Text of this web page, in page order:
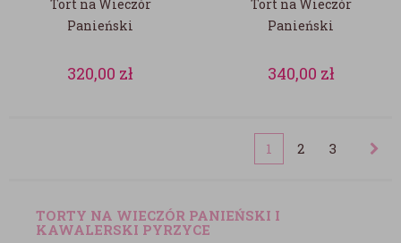
Tort na Wieczór
Panieński
320,00 zł
Tort na Wieczór
Panieński
340,00 zł
1 2 3
TORTY NA WIECZÓR PANIEŃSKI I
KAWALERSKI PYRZYCE